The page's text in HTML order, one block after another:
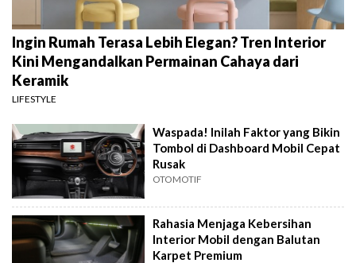
Ingin Rumah Terasa Lebih Elegan? Tren Interior
Kini Mengandalkan Permainan Cahaya dari
Keramik
LIFESTYLE
Waspada! Inilah Faktor yang Bikin
Tombol di Dashboard Mobil Cepat
Rusak
OTOMOTIF
Rahasia Menjaga Kebersihan
Interior Mobil dengan Balutan
Karpet Premium